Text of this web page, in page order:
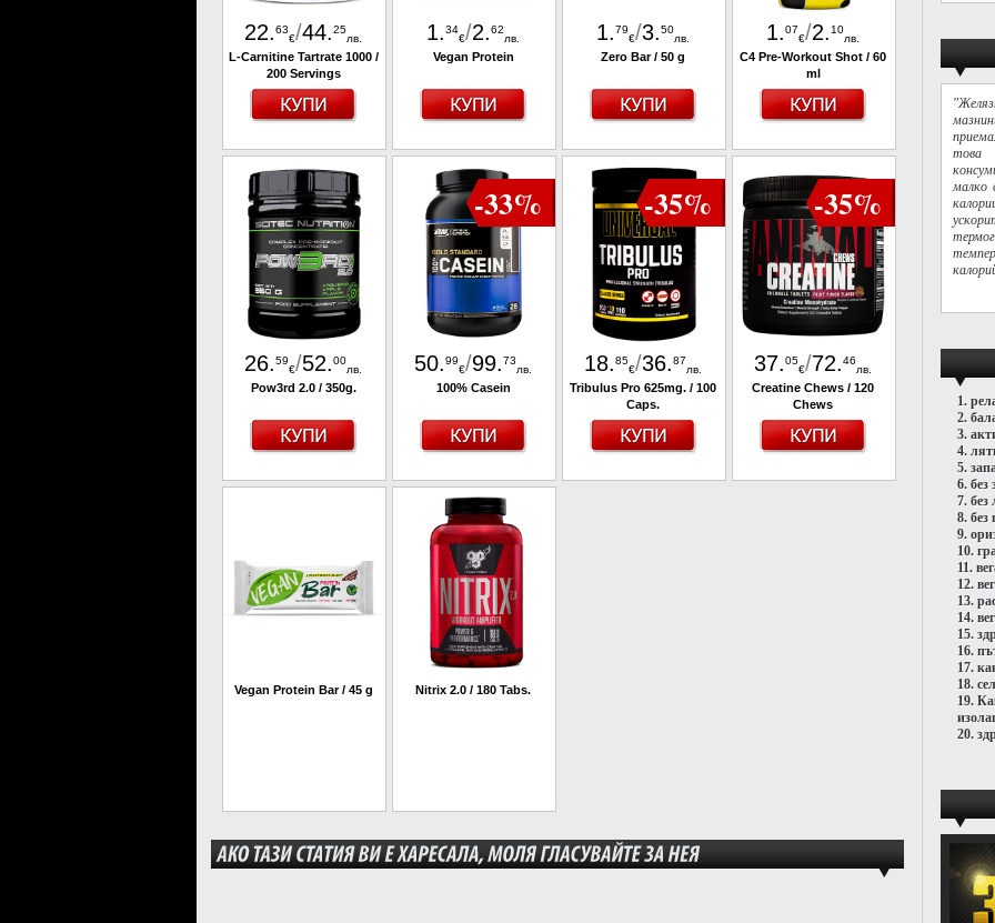
22.63
€/44.25
лв.
L-Carnitine Tartrate 1000 /
200 Servings
1.34
€/2.62
лв.
Vegan Protein
1.79
€/3.50
лв.
Zero Bar / 50 g
1.07
€/2. 10
лв.
C4 Pre-Workout Shot / 60
ml
26.59
€/52.00
лв.
Pow3rd 2.0 / 350g.
-33%
50.99
€/99.73
лв.
100% Casein
-35%
18.85
€/36.87
лв.
Tribulus Pro 625mg. / 100
Caps.
-35%
37.05
€/72.46
лв.
Creatine Chews / 120
Chews
Vegan Protein Bar / 45 g Nitrix 2.0 / 180 Tabs.
това
малко
1.
2.
3.
4.
5.
6. без
7. без
8. без
9.
10.
11.
12.
13.
14.
15.
16.
17.
18.
19.
20.